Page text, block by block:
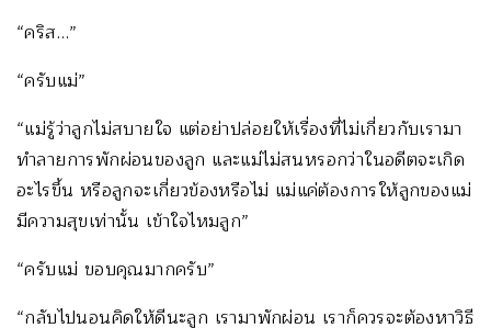
“คริส…”
“ครับแม่”
“แม่รู้ว่าลูกไม่สบายใจ แต่อย่าปล่อยให้เรื่องที่ไม่เกี่ยวกับเรามา
ทำลายการพักผ่อนของลูก และแม่ไม่สนหรอกว่าในอดีตจะเกิด
อะไรขึ้น หรือลูกจะเกี่ยวข้องหรือไม่ แม่แค่ต้องการให้ลูกของแม่
มีความสุขเท่านั้น เข้าใจไหมลูก”
“ครับแม่ ขอบคุณมากครับ”
“กลับไปนอนคิดให้ดีนะลูก เรามาพักผ่อน เราก็ควรจะต้องหาวิธี